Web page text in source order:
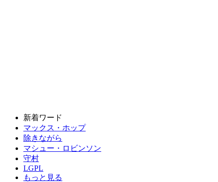
新着ワード
マックス・ホップ
除きながら
マシュー・ロビンソン
守村
LGPL
もっと見る